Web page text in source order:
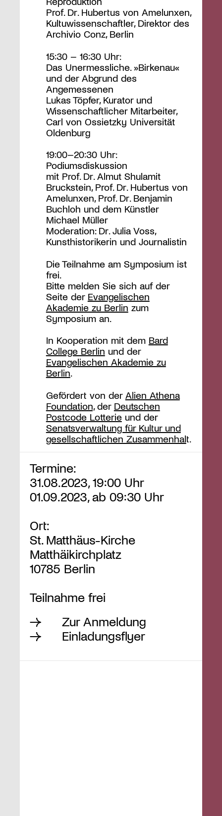
Prof. Dr. Hubertus von Amelunxen,
Kultuwissenschaftler, Direktor des
Archivio Conz, Berlin
15:30 – 16:30 Uhr:
Das Unermessliche. »Birkenau«
und der Abgrund des
Angemessenen
Lukas Töpfer, Kurator und
Wissenschaftlicher Mitarbeiter,
Carl von Ossietzky Universität
Oldenburg
19:00–20:30 Uhr:
Podiumsdiskussion
mit Prof. Dr. Almut Shulamit
Bruckstein, Prof. Dr. Hubertus von
Amelunxen, Prof. Dr. Benjamin
Buchloh und dem Künstler
Michael Müller
Moderation: Dr. Julia Voss,
Kunsthistorikerin und Journalistin
Die Teilnahme am Symposium ist
frei.
Bitte melden Sie sich auf der
Seite der Evangelischen
Akademie zu Berlin zum
Symposium an.
In Kooperation mit dem Bard
College Berlin und der
Evangelischen Akademie zu
Berlin.
Gefördert von der Alien Athena
Foundation,der Deutschen
Postcode Lotterieund der
Senatsverwaltung für Kultur und
gesellschaftlichen Zusammenhalt.
Termine:
31.08.2023, 19:00 Uhr
01.09.2023, ab 09:30 Uhr
Ort:
St. Matthäus-Kirche
Matthäikirchplatz
10785 Berlin
Teilnahme frei
Zur Anmeldung
Einladungsflyer